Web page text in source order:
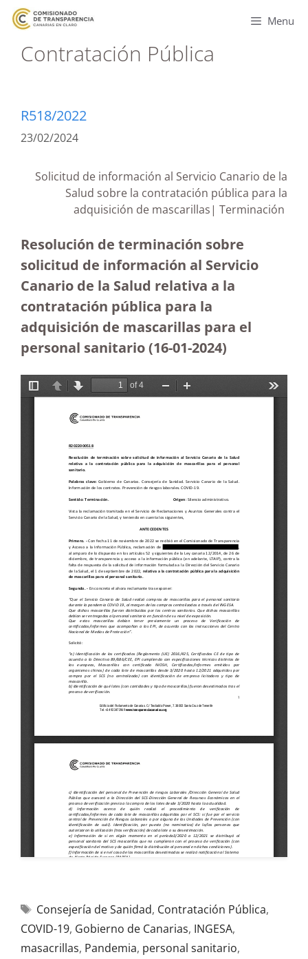
Menu
Contratación Pública
R518/2022
23/02/2024
Solicitud de información al Servicio Canario de la
Salud sobre la contratación pública para la
adquisición de mascarillas| Terminación
Resolución de terminación sobre
solicitud de información al Servicio
Canario de la Salud relativa a la
contratación pública para la
adquisición de mascarillas para el
personal sanitario (16-01-2024)
Consejería de Sanidad, Contratación Pública,
COVID-19, Gobierno de Canarias, INGESA,
masacrillas, Pandemia, personal sanitario,